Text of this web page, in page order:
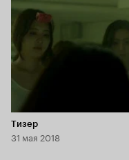
Длительность 46 сек
Тизер
31 мая 2018